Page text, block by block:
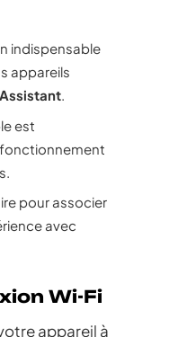
indispensable
appareils
.
est
pour associer
avec
Wi-Fi
appareil à